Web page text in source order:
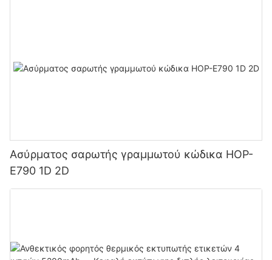
Ασύρματος σαρωτής γραμμωτού κώδικα HOP-
E790 1D 2D